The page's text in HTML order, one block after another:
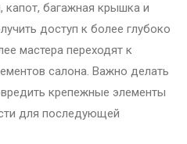
багажная крышка и
доступ к более глубоко
мастера переходят к
салона. Важно делать
крепежные элементы
для последующей